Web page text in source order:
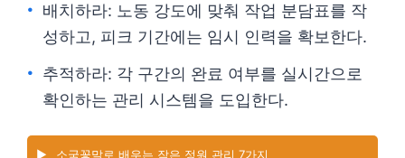
배치하라: 노동 강도에 맞춰 작업 분담표를 작
성하고, 피크 기간에는 임시 인력을 확보한다.
추적하라: 각 구간의 완료 여부를 실시간으로
확인하는 관리 시스템을 도입한다.
▶️ 소국꽃말로 배우는 작은 정원 관리 7가지